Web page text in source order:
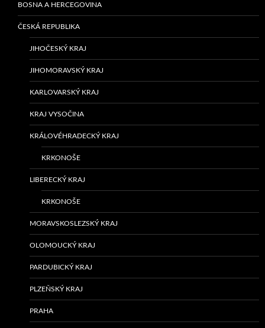
BOSNA A HERCEGOVINA
ČESKÁ REPUBLIKA
JIHOČESKÝ KRAJ
JIHOMORAVSKÝ KRAJ
KARLOVARSKÝ KRAJ
KRAJ VYSOČINA
KRÁLOVÉHRADECKÝ KRAJ
KRKONOŠE
LIBERECKÝ KRAJ
KRKONOŠE
MORAVSKOSLEZSKÝ KRAJ
OLOMOUCKÝ KRAJ
PARDUBICKÝ KRAJ
PLZEŇSKÝ KRAJ
PRAHA